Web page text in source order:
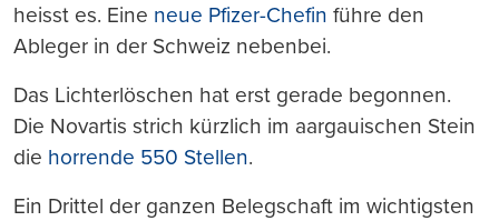
heisst es. Eine neue Pfizer-Chefin führe den
Ableger in der Schweiz nebenbei.
Das Lichterlöschen hat erst gerade begonnen.
Die Novartis strich kürzlich im aargauischen Stein
die horrende 550 Stellen.
Ein Drittel der ganzen Belegschaft im wichtigsten